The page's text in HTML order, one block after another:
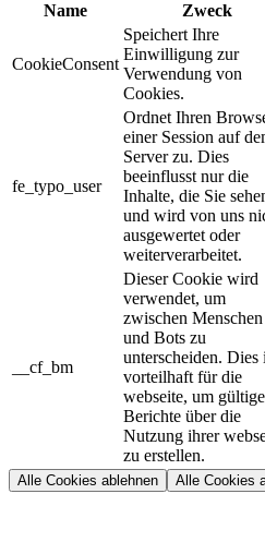
Name Zweck
CookieConsent
Speichert Ihre
Einwilligung zur
Verwendung von
Cookies.
fe_typo_user
Ordnet Ihren
einer Session auf
Server zu. Dies
beeinflusst nur die
Inhalte, die Sie
und wird von uns
ausgewertet oder
weiterverarbeitet.
__cf_bm
Dieser Cookie wird
verwendet, um
zwischen Menschen
und Bots zu
unterscheiden. Dies
vorteilhaft für die
webseite, um gültige
Berichte über die
Nutzung ihrer
zu erstellen.
Alle Cookies ablehnen Alle Cookies